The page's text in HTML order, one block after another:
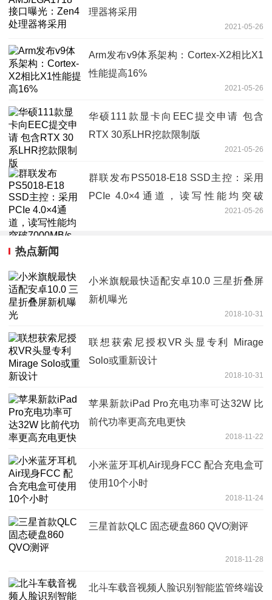
理器将采用
2021-05-26
Arm发布v9体系架构：Cortex-X2相比X1
性能提高16%
2021-05-26
华硕111款显卡向EEC提交申请 包含
RTX 30系LHR挖款限制版
2021-05-26
群联发布PS5018-E18 SSD主控：采用
PCIe 4.0×4通道，读写性能均突破
2021-05-26
热点新闻
小米旗舰最快适配安卓10.0 三星折叠屏
新机曝光
2018-10-31
联想获索尼授权VR头显专利 Mirage
Solo或重新设计
2018-10-31
苹果新款iPad Pro充电功率可达32W 比
前代功率更高充电更快
2018-11-22
小米蓝牙耳机Air现身FCC 配合充电盒可
使用10个小时
2018-11-24
三星首款QLC 固态硬盘860 QVO测评
2018-11-28
北斗车载音视频人脸识别智能监管终端设